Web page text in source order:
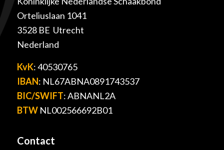
Orteliuslaan 1041
3528 BE Utrecht
Nederland
KvK: 40530765
IBAN: NL67ABNA0891743537
BIC/SWIFT: ABNANL2A
BTWNL002566692B01
Contact